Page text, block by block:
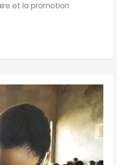
et la promotion